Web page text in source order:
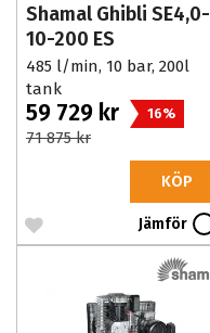
Shamal Ghibli SE4,0-
10-200 ES
485 l/min, 10 bar, 200l
tank
59 729 kr 16%
71 875 kr
KÖP
Jämför